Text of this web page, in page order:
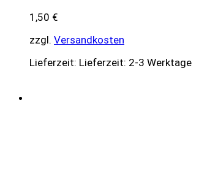
1,50 €
zzgl. Versandkosten
Lieferzeit: Lieferzeit: 2-3 Werktage